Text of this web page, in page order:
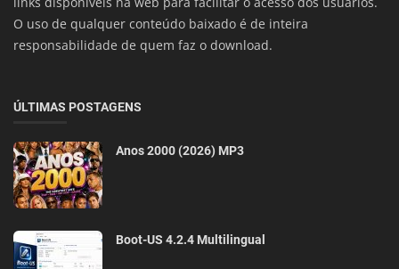
O uso de qualquer conteúdo baixado é de inteira
responsabilidade de quem faz o download.
ÚLTIMAS POSTAGENS
Anos 2000 (2026) MP3
Boot-US 4.2.4 Multilingual